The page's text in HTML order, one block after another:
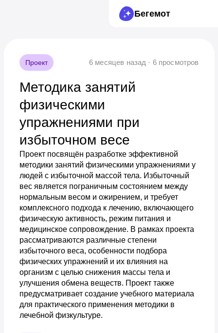
Бегемот
Проект 6 месяцев назад · 6 просмотров
Методика занятий
физическими
упражнениями при
избыточном весе
Проект посвящён разработке эффективной
методики занятий физическими упражнениями у
людей с избыточной массой тела. Избыточный
вес является пограничным состоянием между
нормальным весом и ожирением, и требует
комплексного подхода к лечению, включающего
физическую активность, режим питания и
медицинское сопровождение. В рамках проекта
рассматриваются различные степени
избыточного веса, особенности подбора
физических упражнений и их влияния на
организм с целью снижения массы тела и
улучшения обмена веществ. Проект также
предусматривает создание учебного материала
для практического применения методики в
лечебной физкультуре.